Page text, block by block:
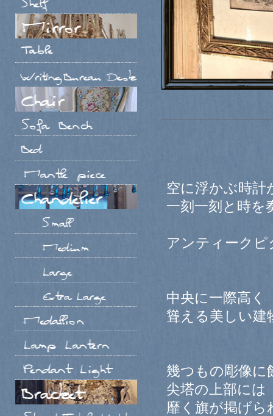
空に浮かぶ時計
一刻一刻と時を
アンティーク
中央に一際高く
聳える美しい建
幾つもの彫像に
尖塔の上部には
靡く旗が掲げら